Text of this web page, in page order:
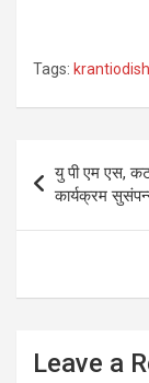
Tags:
navigation
यु पी एम एस,
कार्यक्रम
Leave a